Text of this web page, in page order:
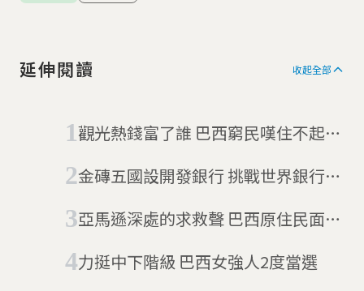
延伸閱讀 收起全部
觀光熱錢富了誰 巴西窮民嘆住不起貧
金磚五國設開發銀行 挑戰世界銀行地
亞馬遜深處的求救聲 巴西原住民面臨
力挺中下階級 巴西女強人2度當選